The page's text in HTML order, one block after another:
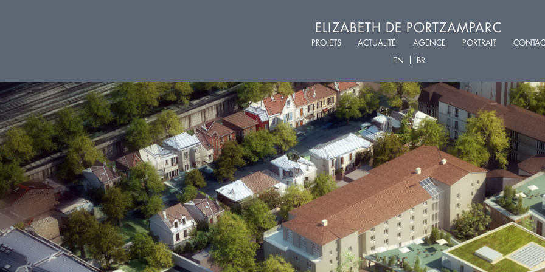
ELIZABETH DE PORTZAMPARC
PROJETS ACTUALITÉ AGENCE PORTRAIT
EN
BR